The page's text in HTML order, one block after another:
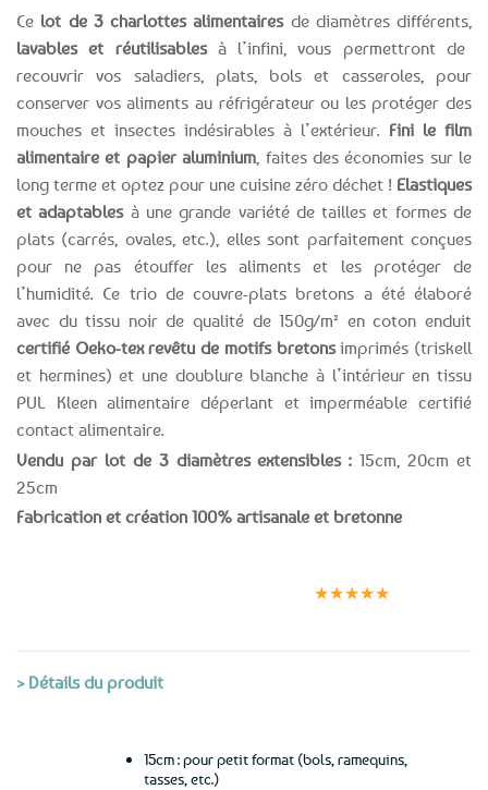
Ce lot de 3 charlottes alimentairesde diamètres différents,
lavables et réutilisablesà l’infini, vous permettront de
recouvrir vos saladiers, plats, bols et casseroles, pour
conserver vos aliments au réfrigérateur ou les protéger des
mouches et insectes indésirables à l’extérieur. Fini le film
alimentaire et papier aluminium, faites des économies sur le
long terme et optez pour une cuisine zéro déchet ! Elastiques
et adaptablesà une grande variété de tailles et formes de
plats (carrés, ovales, etc.), elles sont parfaitement conçues
pour ne pas étouffer les aliments et les protéger de
l’humidité. Ce trio de couvre-plats bretons a été élaboré
avec du tissu noir de qualité de 150g/m² en coton enduit
certifié Oeko-tex revêtu de motifs bretonsimprimés (triskell
et hermines) et une doublure blanche à l’intérieur en tissu
PUL Kleen alimentaire déperlant et imperméable certifié
contact alimentaire.
Vendu par lot de 3 diamètres extensibles : 15cm, 20cm et
25cm
Fabrication et création 100% artisanale et bretonne
★★★★★
> Détails du produit
15cm : pour petit format (bols, ramequins,
tasses, etc.)